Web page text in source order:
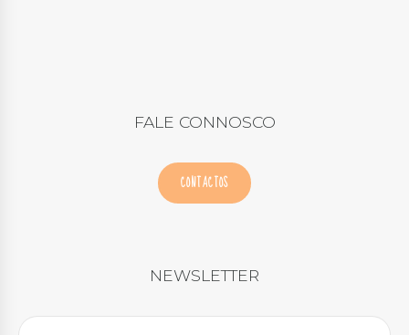
FALE CONNOSCO
CONTACTOS
NEWSLETTER